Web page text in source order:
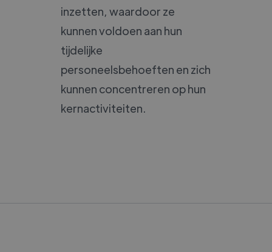
inzetten, waardoor ze
kunnen voldoen aan hun
tijdelijke
personeelsbehoeften en zich
kunnen concentreren op hun
kernactiviteiten.